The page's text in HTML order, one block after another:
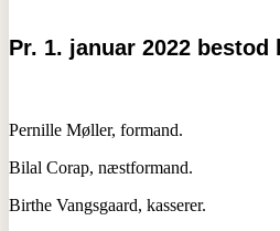
Pr. 1. januar 2022 bestod
Pernille Møller, formand.
Bilal Corap, næstformand.
Birthe Vangsgaard, kasserer.